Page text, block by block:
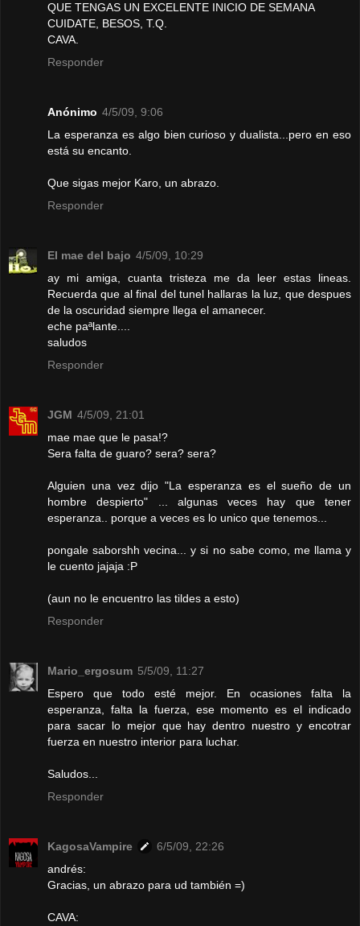
QUE TENGAS UN EXCELENTE INICIO DE SEMANA
CUIDATE, BESOS, T.Q.
CAVA.
Responder
Anónimo 4/5/09, 9:06
La esperanza es algo bien curioso y dualista...pero en eso
está su encanto.
Que sigas mejor Karo, un abrazo.
Responder
El mae del bajo 4/5/09, 10:29
ay mi amiga, cuanta tristeza me da leer estas lineas.
Recuerda que al final del tunel hallaras la luz, que despues
de la oscuridad siempre llega el amanecer.
eche paªlante....
saludos
Responder
JGM 4/5/09, 21:01
mae mae que le pasa!?
Sera falta de guaro? sera? sera?
Alguien una vez dijo "La esperanza es el sueño de un
hombre despierto" ... algunas veces hay que tener
esperanza.. porque a veces es lo unico que tenemos...
pongale saborshh vecina... y si no sabe como, me llama y
le cuento jajaja :P
(aun no le encuentro las tildes a esto)
Responder
Mario_ergosum 5/5/09, 11:27
Espero que todo esté mejor. En ocasiones falta la
esperanza, falta la fuerza, ese momento es el indicado
para sacar lo mejor que hay dentro nuestro y encotrar
fuerza en nuestro interior para luchar.
Saludos...
Responder
KagosaVampire
6/5/09, 22:26
andrés:
Gracias, un abrazo para ud también =)
CAVA: